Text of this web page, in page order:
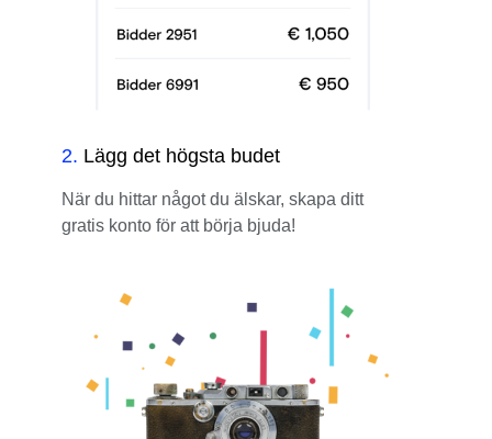
2. Lägg det högsta budet
När du hittar något du älskar, skapa ditt
gratis konto för att börja bjuda!